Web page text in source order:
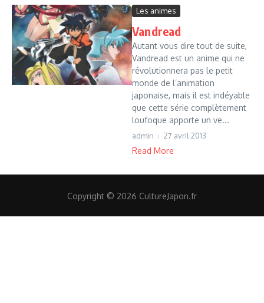
Les animes
Vandread
Autant vous dire tout de suite,
Vandread est un anime qui ne
révolutionnera pas le petit
monde de l’animation
japonaise, mais il est indéyable
que cette série complètement
loufoque apporte un ve...
admin 27 avril 2013
Read More